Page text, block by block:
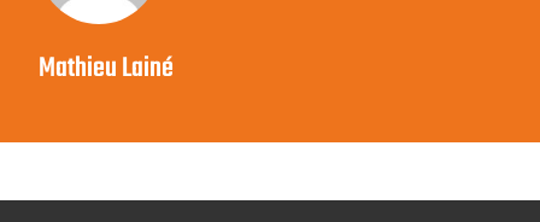
Mathieu Lainé